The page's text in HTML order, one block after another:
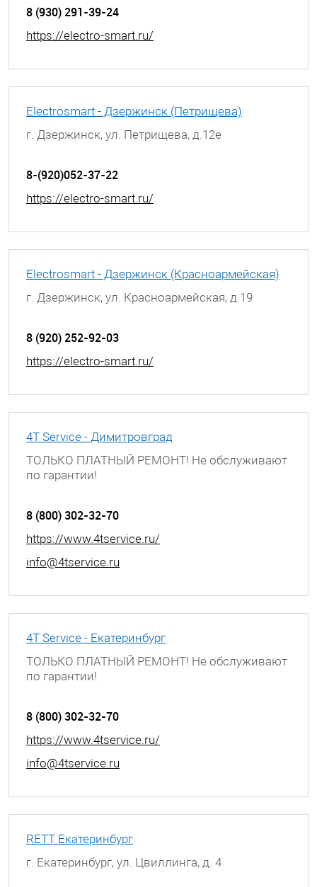
8 (930) 291-39-24
https://electro-smart.ru/
Electrosmart - Дзержинск (Петрищева)
г. Дзержинск, ул. Петрищева, д.12е
8-(920)052-37-22
https://electro-smart.ru/
Electrosmart - Дзержинск (Красноармейская)
г. Дзержинск, ул. Красноармейская, д.19
8 (920) 252-92-03
https://electro-smart.ru/
4T Service - Димитровград
ТОЛЬКО ПЛАТНЫЙ РЕМОНТ! Не обслуживают
по гарантии!
8 (800) 302-32-70
https://www.4tservice.ru/
info@4tservice.ru
4T Service - Екатеринбург
ТОЛЬКО ПЛАТНЫЙ РЕМОНТ! Не обслуживают
по гарантии!
8 (800) 302-32-70
https://www.4tservice.ru/
info@4tservice.ru
RETT Екатеринбург
г. Екатеринбург, ул. Цвиллинга, д. 4